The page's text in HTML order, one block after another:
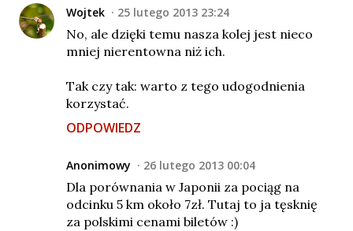
Wojtek 25 lutego 2013 23:24
No, ale dzięki temu nasza kolej jest nieco
mniej nierentowna niż ich.
Tak czy tak: warto z tego udogodnienia
korzystać.
ODPOWIEDZ
Anonimowy 26 lutego 2013 00:04
Dla porównania w Japonii za pociąg na
odcinku 5 km około 7zł. Tutaj to ja tęsknię
za polskimi cenami biletów :)